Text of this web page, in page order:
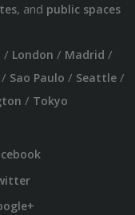
, and public spaces
/ London / Madrid /
/ Sao Paulo / Seattle/
/ Tokyo